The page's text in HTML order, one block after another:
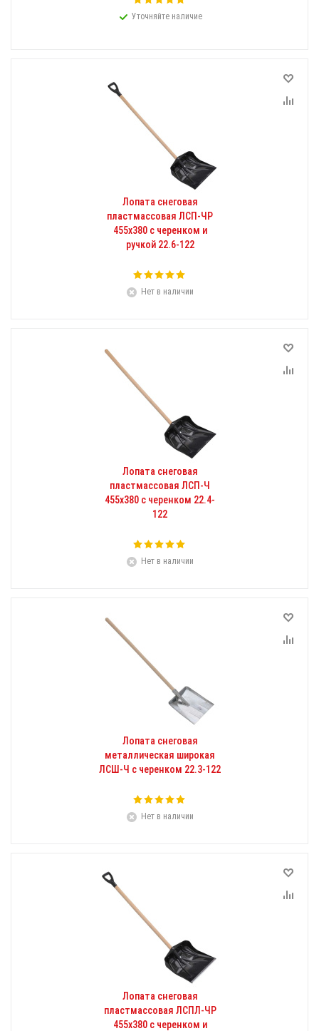
Уточняйте наличие
Лопата снеговая
пластмассовая ЛСП-ЧР
455х380 с черенком и
ручкой 22.6-122
Нет в наличии
Лопата снеговая
пластмассовая ЛСП-Ч
455х380 с черенком 22.4-
122
Нет в наличии
Лопата снеговая
металлическая широкая
ЛСШ-Ч с черенком 22.3-122
Нет в наличии
Лопата снеговая
пластмассовая ЛСПЛ-ЧР
455х380 с черенком и